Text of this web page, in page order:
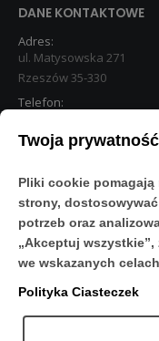
DANE KONTAKTOWE
Adres:
ul. Matysowska 271
Rzeszów 35-330
Telefon:
STREFA KLIENTA
Moje konto
O Nas
Polityka prywatności
Regulamin
FAQ
OBSERWUJ NAS
Twoja
Pliki cookie
strony,
potrzeb oraz
„Akceptuj
we wskazanych
Polityka Ciasteczek